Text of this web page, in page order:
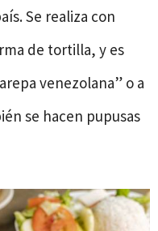
Se realiza con
de tortilla, y es
venezolana” o a
se hacen pupusas